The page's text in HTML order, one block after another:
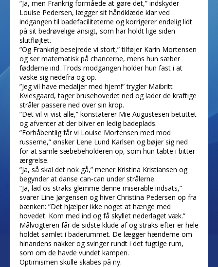
”Ja, men Frankrig formåede at gøre det,” indskyder
Louise Pedersen, lægger sit håndklæde klar ved
indgangen til badefaciliteterne og korrigerer endelig lidt
på sit bedrøvelige ansigt, som har holdt lige siden
slutfløjtet.
”Og Frankrig besejrede vi stort,” tilføjer Karin Mortensen
og ser matematisk på chancerne, mens hun sæber
fødderne ind. Trods modgangen holder hun fast i at
vaske sig nedefra og op.
”Jeg vil have medaljer med hjem!” trygler Maibritt
Kviesgaard, tager brusehovedet ned og lader de kraftige
stråler passere ned over sin krop.
”Det vil vi vist alle,” konstaterer Mie Augustesen betuttet
og afventer at der bliver en ledig badeplads.
”Forhåbentlig får vi Louise Mortensen med mod
russerne,” ønsker Lene Lund Karlsen og bøjer sig ned
for at samle sæbebeholderen op, som hun tabte i bitter
ærgrelse.
”Ja, så skal det nok gå,” mener Kristina Kristiansen og
begynder at danse can-can under strålerne.
”Ja, lad os straks glemme denne miserable indsats,”
svarer Line Jørgensen og hiver Christina Pedersen op fra
bænken: ”Det hjælper ikke noget at hænge med
hovedet. Kom med ind og få skyllet nederlaget væk.”
Målvogteren får de sidste klude af og straks efter er hele
holdet samlet i baderummet. De lægger hænderne om
hinandens nakker og svinger rundt i det fugtige rum,
som om de havde vundet kampen.
Optimismen skulle skabes på ny.